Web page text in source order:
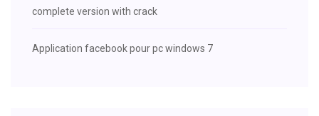
complete version with crack
Application facebook pour pc windows 7